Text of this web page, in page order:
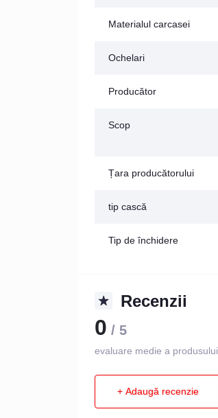
Materialul carcasei
Ochelari
Producător
Scop
Țara producătorului
tip cască
Tip de închidere
Recenzii
0 / 5
evaluare medie a produsului
+ Adaugă recenzie